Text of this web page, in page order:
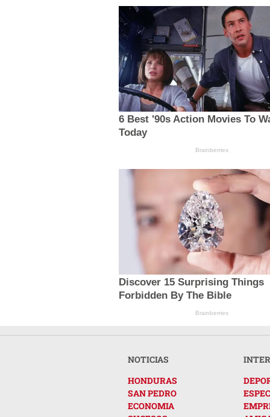
6 Best '90s Action Movies To
Today
Brainberries
Discover 15 Surprising Things
Forbidden By The Bible
Brainberries
NOTICIAS
HONDURAS
SAN PEDRO
ECONOMIA